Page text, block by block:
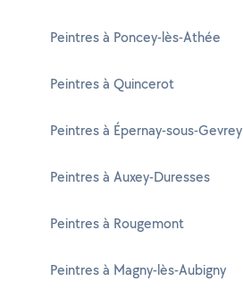
Peintres à Poncey-lès-Athée
Peintres à Quincerot
Peintres à Épernay-sous-Gevrey
Peintres à Auxey-Duresses
Peintres à Rougemont
Peintres à Magny-lès-Aubigny